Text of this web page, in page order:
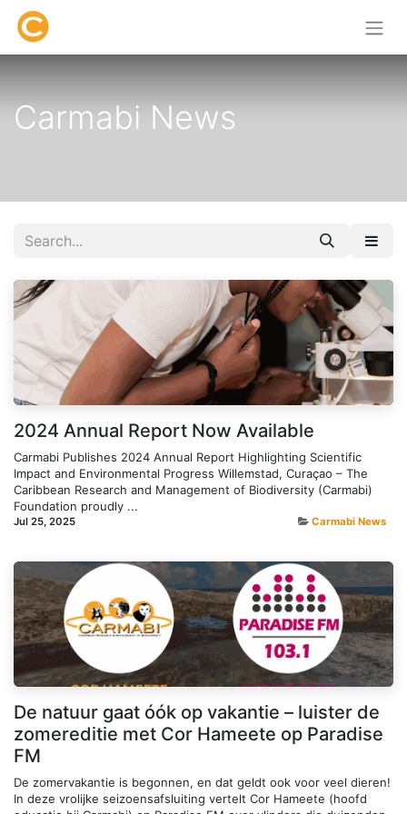
Carmabi News
2024 Annual Report Now Available
Carmabi Publishes 2024 Annual Report Highlighting Scientific
Impact and Environmental Progress Willemstad, Curaçao – The
Caribbean Research and Management of Biodiversity (Carmabi)
Foundation proudly ...
Jul 25, 2025 Carmabi News
De natuur gaat óók op vakantie – luister de
zomereditie met Cor Hameete op Paradise
FM
De zomervakantie is begonnen, en dat geldt ook voor veel dieren!
In deze vrolijke seizoensafsluiting vertelt Cor Hameete (hoofd